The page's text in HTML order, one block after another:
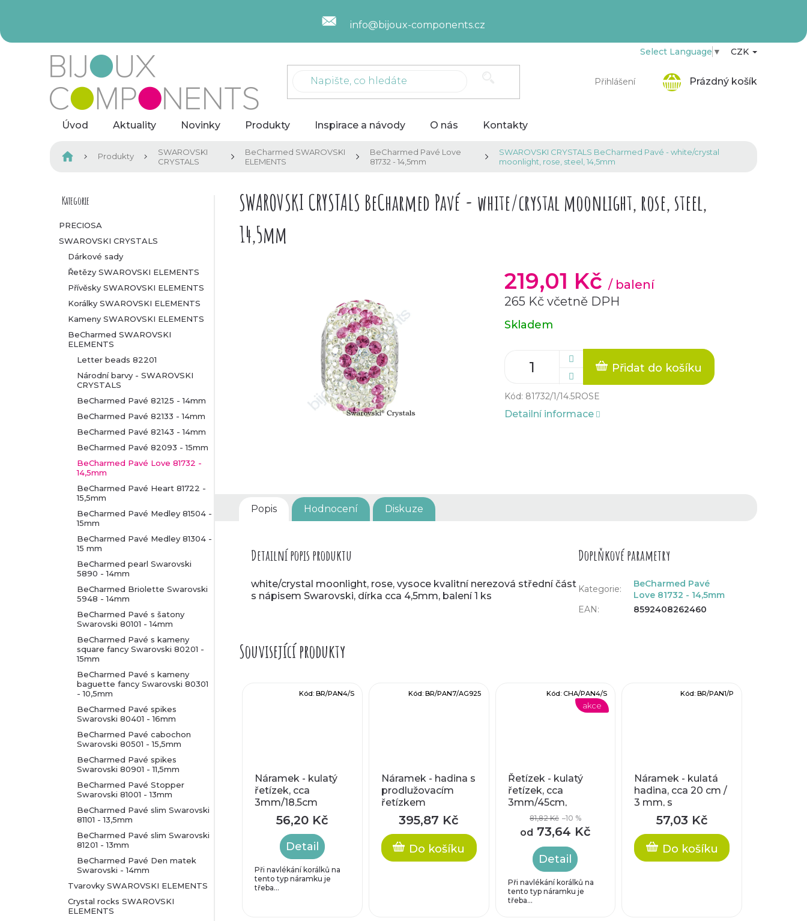
info@bijoux-components.cz
Přihlášení
Select Language ▼ CZK
Prázdný košík
Úvod Aktuality Novinky Produkty Inspirace a návody O nás Kontakty
Domů Produkty
SWAROVSKI
CRYSTALS
BeCharmed SWAROVSKI
ELEMENTS
BeCharmed Pavé Love
81732 - 14,5mm
SWAROVSKI CRYSTALS BeCharmed Pavé - white/crystal
moonlight, rose, steel, 14,5mm
P
o
s
Přeskočit
Kategorie
PRECIOSA
SWAROVSKI CRYSTALS
Dárkové sady
Řetězy SWAROVSKI ELEMENTS
Přívěsky SWAROVSKI ELEMENTS
Korálky SWAROVSKI ELEMENTS
Kameny SWAROVSKI ELEMENTS
BeCharmed SWAROVSKI
ELEMENTS
Letter beads 82201
Národní barvy - SWAROVSKI
CRYSTALS
BeCharmed Pavé 82125 - 14mm
BeCharmed Pavé 82133 - 14mm
BeCharmed Pavé 82143 - 14mm
BeCharmed Pavé 82093 - 15mm
BeCharmed Pavé Love 81732 -
14,5mm
BeCharmed Pavé Heart 81722 -
15,5mm
BeCharmed Pavé Medley 81504 -
15mm
BeCharmed Pavé Medley 81304 -
15 mm
BeCharmed pearl Swarovski
5890 - 14mm
BeCharmed Briolette Swarovski
5948 - 14mm
BeCharmed Pavé s šatony
Swarovski 80101 - 14mm
BeCharmed Pavé s kameny
square fancy Swarovski 80201 -
15mm
BeCharmed Pavé s kameny
baguette fancy Swarovski 80301
- 10,5mm
BeCharmed Pavé spikes
Swarovski 80401 - 16mm
BeCharmed Pavé cabochon
Swarovski 80501 - 15,5mm
BeCharmed Pavé spikes
Swarovski 80901 - 11,5mm
BeCharmed Pavé Stopper
Swarovski 81001 - 13mm
BeCharmed Pavé slim Swarovski
81101 - 13,5mm
BeCharmed Pavé slim Swarovski
81201 - 13mm
BeCharmed Pavé Den matek
Swarovski - 14mm
Tvarovky SWAROVSKI ELEMENTS
Crystal rocks SWAROVSKI
ELEMENTS
SWAROVSKI CRYSTALS BeCharmed Pavé - white/crystal moonlight, rose, steel,
14,5mm
219,01 Kč / balení
265 Kč včetně DPH
Měrná
cena:
Skladem
Přidat do košíku
Kód: 81732/1/14.5ROSE
Detailní informace
Popis Hodnocení Diskuze
Detailní popis produktu
white/crystal moonlight, rose, vysoce kvalitní nerezová střední část
s nápisem Swarovski, dírka cca 4,5mm, balení 1 ks
Doplňkové parametry
Kategorie:
BeCharmed Pavé
Love 81732 - 14,5mm
EAN: 8592408262460
Související produkty
Náramek - kulatý
řetízek, cca
3mm/18,5cm
56,20 Kč
Detail
Při navlékání korálků na
tento typ náramku je
třeba...
Kód: BR/PAN4/S
Náramek - hadina s
prodlužovacím
řetízkem
395,87 Kč
Do košíku
Kód: BR/PAN7/AG925
akce
Řetízek - kulatý
řetízek, cca
3mm/45cm,
prodlužovací
řetízek cca 6,5cm
81,82 Kč –10 %
od 73,64 Kč
Detail
Při navlékání korálků na
tento typ náramku je
třeba...
Kód: CHA/PAN4/S
Náramek - kulatá
hadina, cca 20 cm /
3 mm, s
prodlužovacím
řetízkem cca 4 cm
57,03 Kč
Do košíku
Kód: BR/PAN1/P